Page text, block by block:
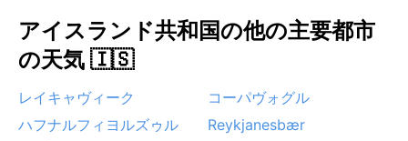
アイスランド共和国の他の主要都市
の天気 🇮🇸
レイキャヴィーク
コーパヴォグル
ハフナルフィヨルズゥル
Reykjanesbær